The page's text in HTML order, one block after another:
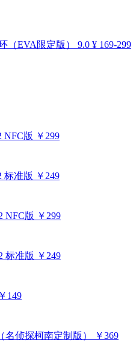
（EVA限定版） 9.0 ¥ 169-299
NFC版 ￥299
标准版 ￥249
NFC版 ￥299
标准版 ￥249
￥149
名侦探柯南定制版） ￥369